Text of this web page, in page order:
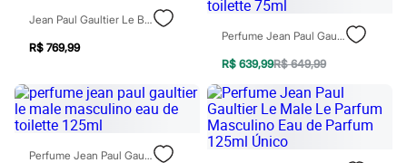
Sawary
Yessica
Moda esportiva
Blusas
Calçados
Leggings
Shorts e Bermudas
Tops
Jean Paul Gaultier Le Beau Edt Masculino 125ml Único
R$ 769,99
Perfume Jean Paul Gaultier Le Beau Masculino Eau De Toilette 75ml
R$ 639,99R$ 649,99
Perfume Jean Paul Gaultier Le Male Masculino Eau De Toilette 125ml